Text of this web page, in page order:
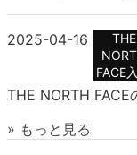
2025-04-16
THE
FACE
THE NORTH FACE
» もっと見る